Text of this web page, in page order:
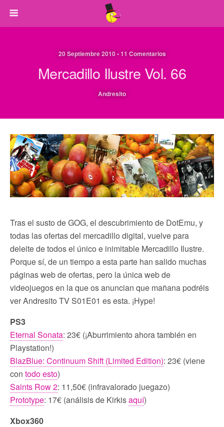
20 Septiembre 2010 • 11 Comentarios
Mercadillo Ilustre Vol. 66
Andresito
Tras el susto de GOG, el descubrimiento de DotEmu, y
todas las ofertas del mercadillo digital, vuelve para
deleite de todos el único e inimitable Mercadillo Ilustre.
Porque sí, de un tiempo a esta parte han salido muchas
páginas web de ofertas, pero la única web de
videojuegos en la que os anuncian que mañana podréis
ver Andresito TV S01E01 es esta. ¡Hype!
PS3
Eternal Sonata: 23€ (¡Aburrimiento ahora también en
Playstation!)
BlazBlue: Continuum Shift (Limited Edition): 23€ (viene
con todo esto)
Saints Row 2: 11,50€ (infravalorado juegazo)
Prototype: 17€ (análisis de Kirkisaquí)
Xbox360